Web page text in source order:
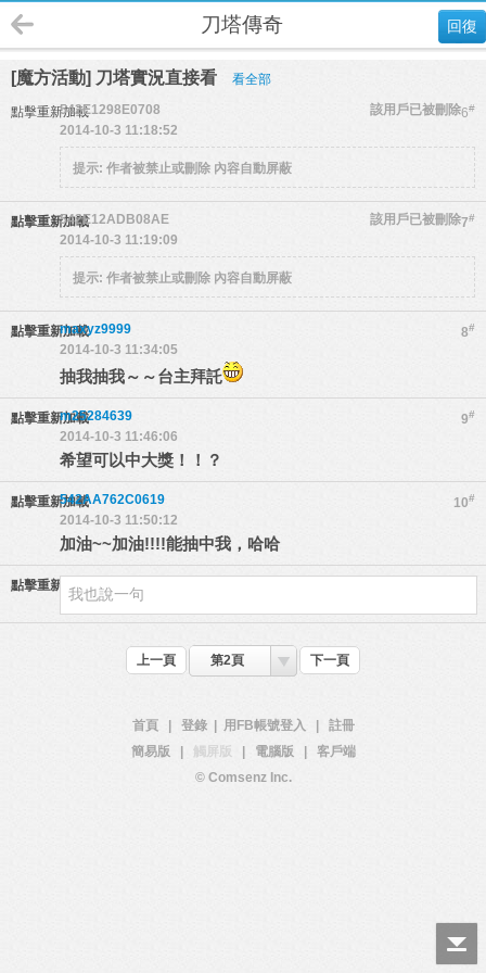
回復
刀塔傳奇
[魔方活動] 刀塔實況直接看 看全部
點擊重新加載 6#
542E1298E0708
該用戶已被刪除
2014-10-3 11:18:52
提示: 作者被禁止或刪除 內容自動屏蔽
點擊重新加載 7#
542E12ADB08AE
該用戶已被刪除
2014-10-3 11:19:09
提示: 作者被禁止或刪除 內容自動屏蔽
點擊重新加載 8#
maxyz9999
2014-10-3 11:34:05
抽我抽我～～台主拜託
點擊重新加載 9#
m25284639
2014-10-3 11:46:06
希望可以中大獎！！？
點擊重新加載 10#
542AA762C0619
2014-10-3 11:50:12
加油~~加油!!!!能抽中我，哈哈
點擊重新加載
上一頁 第2頁 下一頁
首頁 登錄 用FB帳號登入
註冊
簡易版
觸屏版 電腦版
客戶端
© Comsenz Inc.